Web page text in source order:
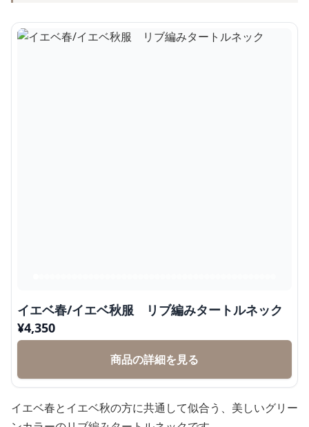
イエベ春/イエベ秋服 リブ編みタートルネック
¥4,350
商品の詳細を見る
イエベ春とイエベ秋の方に共通して似合う、美しいグリー